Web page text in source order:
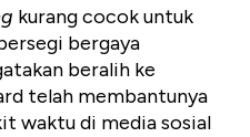
kurang cocok untuk
bergaya
beralih ke
telah membantunya
waktu di media sosial